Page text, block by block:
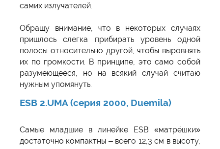
самих излучателей.
Обращу внимание, что в некоторых случаях
пришлось слегка прибирать уровень одной
полосы относительно другой, чтобы выровнять
их по громкости. В принципе, это само собой
разумеющееся, но на всякий случай считаю
нужным упомянуть.
ESB 2.UMA (серия 2000, Duemila)
Самые младшие в линейке ESB «матрёшки»
достаточно компактны – всего 12,3 см в высоту,